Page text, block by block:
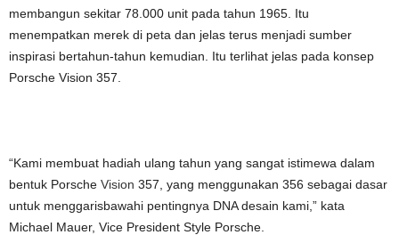
membangun sekitar 78.000 unit pada tahun 1965. Itu
menempatkan merek di peta dan jelas terus menjadi sumber
inspirasi bertahun-tahun kemudian. Itu terlihat jelas pada konsep
Porsche Vision 357.
“Kami membuat hadiah ulang tahun yang sangat istimewa dalam
bentuk Porsche Vision 357, yang menggunakan 356 sebagai dasar
untuk menggarisbawahi pentingnya DNA desain kami,” kata
Michael Mauer, Vice President Style Porsche.